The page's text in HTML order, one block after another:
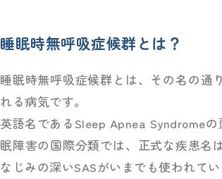
睡眠時無呼吸症候群とは？
睡眠時無呼吸症候群とは、その名の通
れる病気です。
英語名であるSleep Apnea Syndrome
眠障害の国際分類では、正式な疾患名
なじみの深いSASがいまでも使われてい